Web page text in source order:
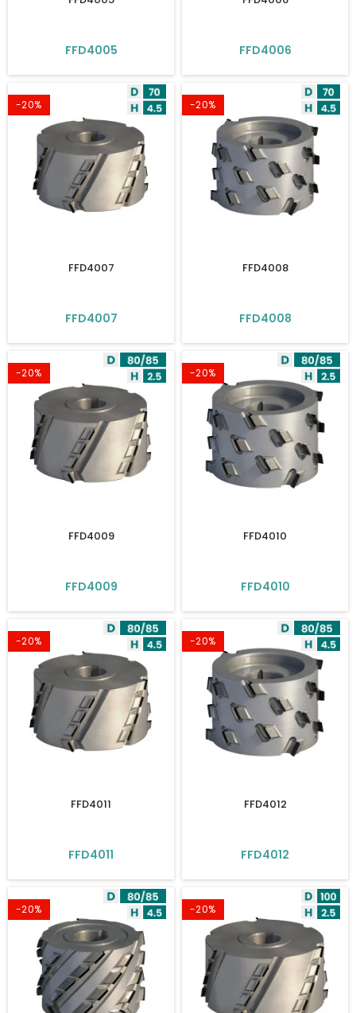
FFD4005 FFD4006
-20%
FFD4007
FFD4007
-20%
FFD4008
FFD4008
-20%
FFD4009
FFD4009
-20%
FFD4010
FFD4010
-20%
FFD4011
FFD4011
-20%
FFD4012
FFD4012
-20% -20%